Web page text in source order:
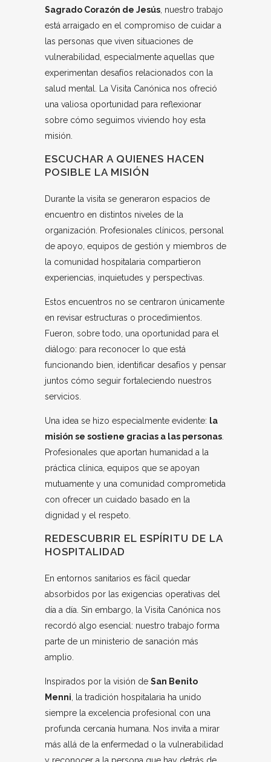
Sagrado Corazón de Jesús , nuestro trabajo
está arraigado en el compromiso de cuidar a
las personas que viven situaciones de
vulnerabilidad, especialmente aquellas que
experimentan desafíos relacionados con la
salud mental. La Visita Canónica nos ofreció
una valiosa oportunidad para reflexionar
sobre cómo seguimos viviendo hoy esta
misión.
ESCUCHAR A QUIENES HACEN
POSIBLE LA MISIÓN
Durante la visita se generaron espacios de
encuentro en distintos niveles de la
organización. Profesionales clínicos, personal
de apoyo, equipos de gestión y miembros de
la comunidad hospitalaria compartieron
experiencias, inquietudes y perspectivas.
Estos encuentros no se centraron únicamente
en revisar estructuras o procedimientos.
Fueron, sobre todo, una oportunidad para el
diálogo: para reconocer lo que está
funcionando bien, identificar desafíos y pensar
juntos cómo seguir fortaleciendo nuestros
servicios.
Una idea se hizo especialmente evidente: la
misión se sostiene gracias a las personas
Profesionales que aportan humanidad a la
práctica clínica, equipos que se apoyan
mutuamente y una comunidad comprometida
con ofrecer un cuidado basado en la
dignidad y el respeto.
REDESCUBRIR EL ESPÍRITU DE LA
HOSPITALIDAD
En entornos sanitarios es fácil quedar
absorbidos por las exigencias operativas del
día a día. Sin embargo, la Visita Canónica nos
recordó algo esencial: nuestro trabajo forma
parte de un ministerio de sanación más
amplio.
Inspirados por la visión de San Benito
Menni , la tradición hospitalaria ha unido
siempre la excelencia profesional con una
profunda cercanía humana. Nos invita a mirar
más allá de la enfermedad o la vulnerabilidad
y reconocer a la persona que hay detrás de